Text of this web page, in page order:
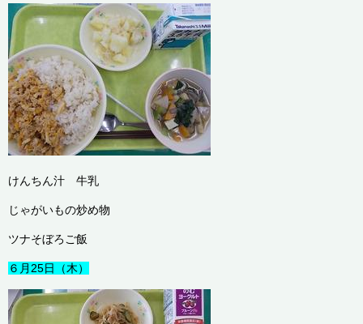
けんちん汁 牛乳
じゃがいもの炒め物
ツナそぼろご飯
６月25日（木）